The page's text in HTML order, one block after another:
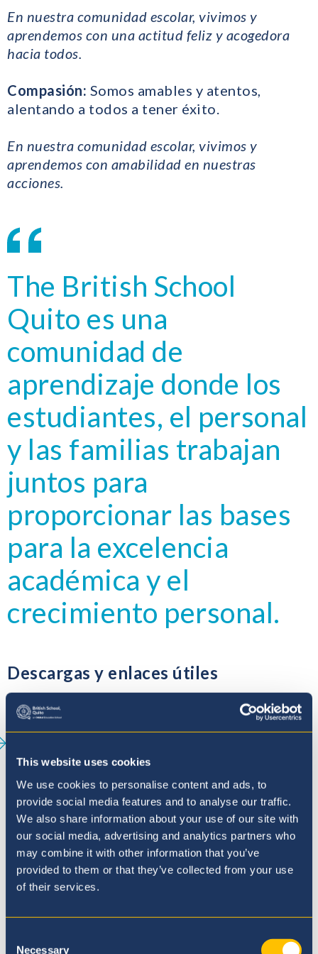
This website uses cookies
We use cookies to personalise content and ads, to
provide social media features and to analyse our traffic.
We also share information about your use of our site with
our social media, advertising and analytics partners who
may combine it with other information that you’ve
provided to them or that they’ve collected from your use
of their services.
Necessary
En nuestra comunidad escolar, vivimos y
aprendemos con una actitud feliz y acogedora
hacia todos.
Compasión: Somos amables y atentos,
alentando a todos a tener éxito.
En nuestra comunidad escolar, vivimos y
aprendemos con amabilidad en nuestras
acciones.
The British School
Quito es una
comunidad de
aprendizaje donde los
estudiantes, el personal
y las familias trabajan
juntos para
proporcionar las bases
para la excelencia
académica y el
crecimiento personal.
Descargas y enlaces útiles
Descúbranos
Nuestra Historia
Orbital Education
Acreditaciones
5 Razones Para Formar Parte de British
School Quito
Certificados por la ONU